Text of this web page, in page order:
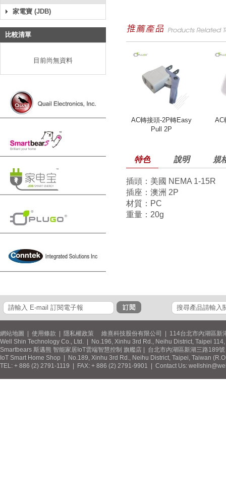
家電寶 (JDB)
比較清單
目前尚無資料
AC轉接頭-2P轉Easy
Pull 2P
AC
特色 說明 規
插頭： 美國 NEMA 1-15R
插座： 澳洲 2P
材質：PC
重量：20g
網站地圖 使用條款 隱私權政策 維熹科技股份有限公司 | 114台北市內湖區新
Well Shin Technology Co., Ltd. | No.196, Xinhu 3rd Rd., Neihu District, Taipei
Smartbears 斯邁熊 智能家居IoT雲端智慧控制 旗艦店 | 台北市內湖區新湖三路189
IoT Smart Home Shop | No.189, Xinhu 3rd Rd., Neihu District, Taipei, Taiwan
TEL: + 886 (2) 2791-1119 | FAX: + 886 (2) 2791-9901 | Contact Us: